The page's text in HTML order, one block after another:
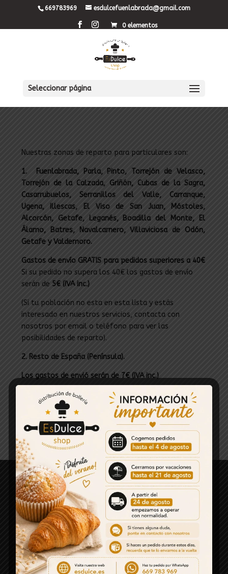
669783969 esdulcefuenlabrada@gmail.com
0 elementos
Seleccionar página
Nuestras zonas de reparto para particulares son:
1. Fuenlabrada, Parla, Pinto, Torrejón de Velasco,
Torrejón de la Calzada, Griñón, Cubas de la Sagra,
Casarrubuelos, Serranillos del Valle, Carranque,
Ugena, Illescas, El Viso de San Juan, Móstoles,
Alcorcón, Getafe, Leganés, Boadilla del Monte, El
Álamo, Batres, Navalcarnero, Villaviciosa de Odón,
Getafe y Valdemoro.
Gastos de envío GRATIS para pedidos superiores a 40€
Si su pedido no supera los 40€ los gastos de envío
serán de 5€ (IVA inc.)
(Si tu población no esta en esta lista y estás
interesado en nuestros servicios, contacta con
nosotros por email o teléfono para ver las
posibilidades de reparto).
2. Resto de España (Península).
Los gastos de envió serán de 7€ (IVA inc.)
El plazo de entrega será de 24/72 horas.
LEGAL
AVISO LEGAL
POLÍTICA DE COOKIES
POLÍTICA DE PRIVACIDAD
CONDICIONES SERVICIO
DEVOLUCIONES Y REEMBOLSOS